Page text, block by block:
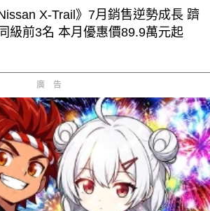
Nissan X-Trail》7月銷售逆勢成長 躋
級前3名 本月優惠價89.9萬元起
廣告